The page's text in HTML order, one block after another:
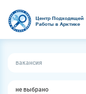
Центр Подходящей
Работы в Арктике
не выбрано